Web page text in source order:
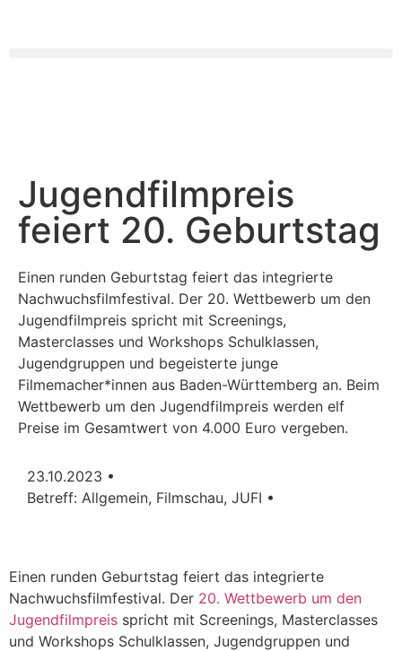
Jugendfilmpreis
feiert 20. Geburtstag
Einen runden Geburtstag feiert das integrierte
Nachwuchsfilmfestival. Der 20. Wettbewerb um den
Jugendfilmpreis spricht mit Screenings,
Masterclasses und Workshops Schulklassen,
Jugendgruppen und begeisterte junge
Filmemacher*innen aus Baden-Württemberg an. Beim
Wettbewerb um den Jugendfilmpreis werden elf
Preise im Gesamtwert von 4.000 Euro vergeben.
23.10.2023 •
Betreff: Allgemein, Filmschau, JUFI •
Einen runden Geburtstag feiert das integrierte
Nachwuchsfilmfestival. Der 20. Wettbewerb um den
Jugendfilmpreis spricht mit Screenings, Masterclasses
und Workshops Schulklassen, Jugendgruppen und